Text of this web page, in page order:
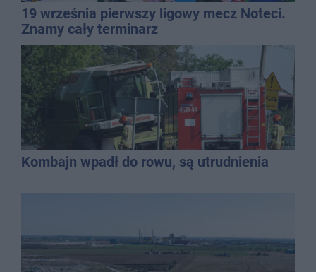
19 września pierwszy ligowy mecz Noteci.
Znamy cały terminarz
Kombajn wpadł do rowu, są utrudnienia